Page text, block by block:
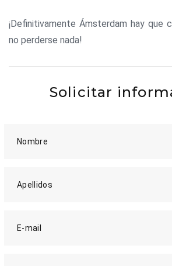
¡Definitivamente Ámsterdam hay que
no perderse nada!
Solicitar
Nombre
Apellidos
E-mail